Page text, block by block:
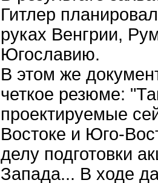
Гитлер
руках Венгрии,
Югославию.
В этом же
четкое резюме:
проектируемые
Востоке и Юго-
делу подготовки
Запада... В ходе